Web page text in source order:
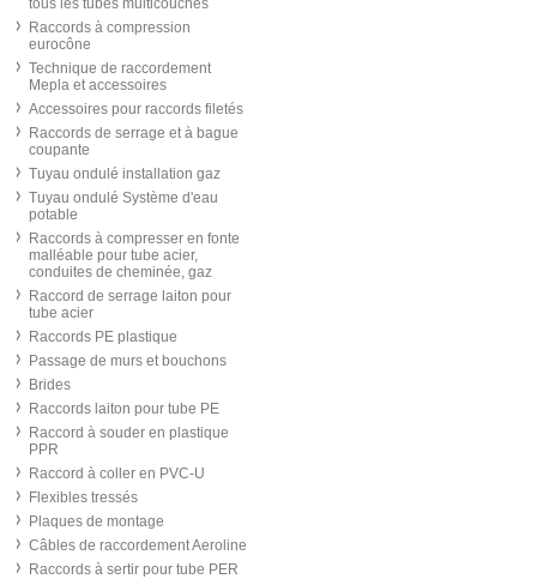
tous les tubes multicouches
Raccords à compression
eurocône
Technique de raccordement
Mepla et accessoires
Accessoires pour raccords filetés
Raccords de serrage et à bague
coupante
Tuyau ondulé installation gaz
Tuyau ondulé Système d'eau
potable
Raccords à compresser en fonte
malléable pour tube acier,
conduites de cheminée, gaz
Raccord de serrage laiton pour
tube acier
Raccords PE plastique
Passage de murs et bouchons
Brides
Raccords laiton pour tube PE
Raccord à souder en plastique
PPR
Raccord à coller en PVC-U
Flexibles tressés
Plaques de montage
Câbles de raccordement Aeroline
Raccords à sertir pour tube PER